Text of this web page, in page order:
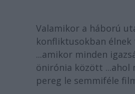
Valamikor a háború
konfliktusokban élnek
...amikor minden
önirónia között ...ahol
pereg le semmiféle